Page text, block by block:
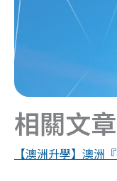
認
相關文
【澳洲升學】澳洲